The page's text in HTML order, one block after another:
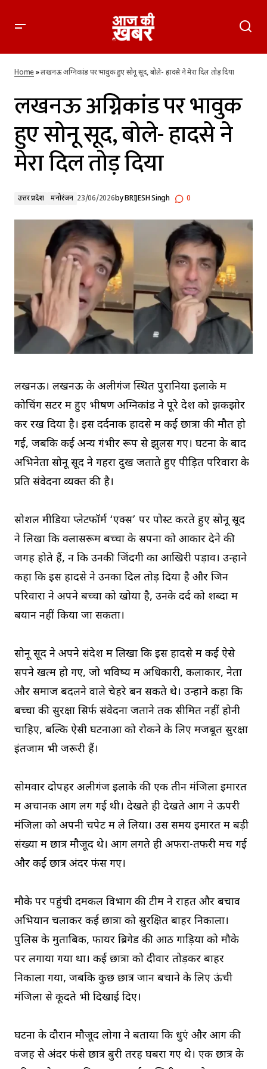
दिया
Home»लखनऊ अग्निकांड पर भावुक हुए सोनू सूद, बोले- हादसे ने मेरा दिल तोड़ दिया
लखनऊ अग्निकांड पर भावुक
हुए सोनू सूद, बोले- हादसे ने
मेरा दिल तोड़ दिया
उत्तर प्रदेश मनोरंजन 23/06/2026byBRIJESH Singh 0
लखनऊ। लखनऊ के अलीगंज स्थित पुरानिया इलाके में
कोचिंग सेंटर में हुए भीषण अग्निकांड ने पूरे देश को झकझोर
कर रख दिया है। इस दर्दनाक हादसे में कई छात्रों की मौत हो
गई, जबकि कई अन्य गंभीर रूप से झुलस गए। घटना के बाद
अभिनेता सोनू सूद ने गहरा दुख जताते हुए पीड़ित परिवारों के
प्रति संवेदना व्यक्त की है।
सोशल मीडिया प्लेटफॉर्म ‘एक्स’ पर पोस्ट करते हुए सोनू सूद
ने लिखा कि क्लासरूम बच्चों के सपनों को आकार देने की
जगह होते हैं, न कि उनकी जिंदगी का आखिरी पड़ाव। उन्होंने
कहा कि इस हादसे ने उनका दिल तोड़ दिया है और जिन
परिवारों ने अपने बच्चों को खोया है, उनके दर्द को शब्दों में
बयान नहीं किया जा सकता।
सोनू सूद ने अपने संदेश में लिखा कि इस हादसे में कई ऐसे
सपने खत्म हो गए, जो भविष्य में अधिकारी, कलाकार, नेता
और समाज बदलने वाले चेहरे बन सकते थे। उन्होंने कहा कि
बच्चों की सुरक्षा सिर्फ संवेदना जताने तक सीमित नहीं होनी
चाहिए, बल्कि ऐसी घटनाओं को रोकने के लिए मजबूत सुरक्षा
इंतजाम भी जरूरी हैं।
सोमवार दोपहर अलीगंज इलाके की एक तीन मंजिला इमारत
में अचानक आग लग गई थी। देखते ही देखते आग ने ऊपरी
मंजिलों को अपनी चपेट में ले लिया। उस समय इमारत में बड़ी
संख्या में छात्र मौजूद थे। आग लगते ही अफरा-तफरी मच गई
और कई छात्र अंदर फंस गए।
मौके पर पहुंची दमकल विभाग की टीम ने राहत और बचाव
अभियान चलाकर कई छात्रों को सुरक्षित बाहर निकाला।
पुलिस के मुताबिक, फायर ब्रिगेड की आठ गाड़ियों को मौके
पर लगाया गया था। कई छात्रों को दीवार तोड़कर बाहर
निकाला गया, जबकि कुछ छात्र जान बचाने के लिए ऊंची
मंजिलों से कूदते भी दिखाई दिए।
घटना के दौरान मौजूद लोगों ने बताया कि धुएं और आग की
वजह से अंदर फंसे छात्र बुरी तरह घबरा गए थे। एक छात्र के